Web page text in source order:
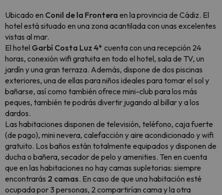
Ubicado en Conil de la Frontera en la provincia de Cádiz. El
hotel está situado en una zona acantilada con unas excelentes
vistas al mar.
El hotel Garbí Costa Luz 4* cuenta con una recepción 24
horas, conexión wifi gratuita en todo el hotel, sala de TV, un
jardín y una gran terraza. Además, dispone de dos piscinas
exteriores, una de ellas para niños ideales para tomar el sol y
bañarse, así como también ofrece mini-club para los más
peques, también te podrás divertir jugando al billar y a los
dardos.
Las habitaciones disponen de televisión, teléfono, caja fuerte
(de pago), mini nevera, calefacción y aire acondicionado y wifi
gratuito. Los baños están totalmente equipados y disponen de
ducha o bañera, secador de pelo y amenities. Ten en cuenta
que en las habitaciones no hay camas supletorias: siempre
encontrarás 2 camas. En caso de que una habitación esté
ocupada por 3 personas, 2 compartirían cama y la otra